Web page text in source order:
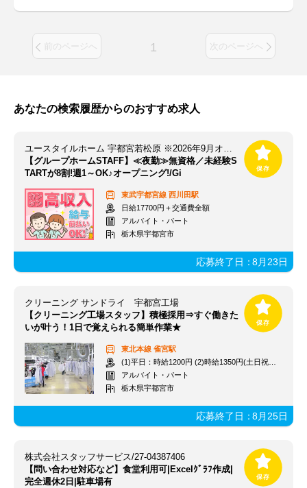
前のページへ 1 次のページへ
あなたの検索履歴からのおすすめ求人
ユースタイルホーム 宇都宮若松原 ※2026年9月オープン/Gi
【グループホームSTAFF】≪夜勤≫無資格／未経験S
TARTが8割!週1～OK♪オープニング!/Gi
東武宇都宮線 西川田駅
日給17700円＋交通費全額
アルバイト・パート
栃木県宇都宮市
応募終了日：8月23日
クリーニング サンドライ 宇都宮工場
【クリーニング工場スタッフ】積極採用⇒すぐ働きた
いが叶う！1日で覚えられる簡単作業★
東北本線 雀宮駅
(1)平日：時給1200円 (2)時給1350円(土日祝夜専門)
アルバイト・パート
栃木県宇都宮市
応募終了日：8月25日
株式会社スタッフサービス/27-04387406
【問い合わせ対応など】食堂利用可|Excelｸﾞﾗﾌ作成|
完全週休2日|駐車場有